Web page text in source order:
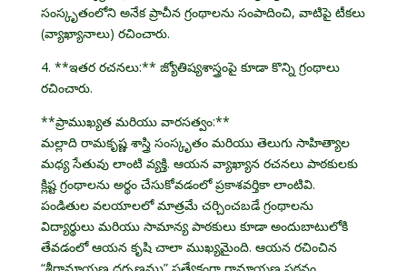
సంస్కృతంలోని అనేక ప్రాచీన గ్రంథాలను సంపాదించి, వాటిపై టీకలు
(వ్యాఖ్యానాలు) రచించారు.
4. **ఇతర రచనలు:** జ్యోతిష్యశాస్త్రంపై కూడా కొన్ని గ్రంథాలు
రచించారు.
**ప్రాముఖ్యత మరియు వారసత్వం:**
మల్లాది రామకృష్ణ శాస్త్రి సంస్కృతం మరియు తెలుగు సాహిత్యాల
మధ్య సేతువు లాంటి వ్యక్తి. ఆయన వ్యాఖ్యాన రచనలు పాఠకులకు
క్లిష్ట గ్రంథాలను అర్థం చేసుకోవడంలో ప్రకాశవర్తికా లాంటివి.
పండితుల వలయాలలో మాత్రమే చర్చించబడే గ్రంథాలను
విద్యార్థులు మరియు సామాన్య పాఠకులు కూడా అందుబాటులోకి
తేవడంలో ఆయన కృషి చాలా ముఖ్యమైంది. ఆయన రచించిన
“శ్రీరామాయణ దర్పణము” ప్రత్యేకంగా రామాయణ పఠనం,